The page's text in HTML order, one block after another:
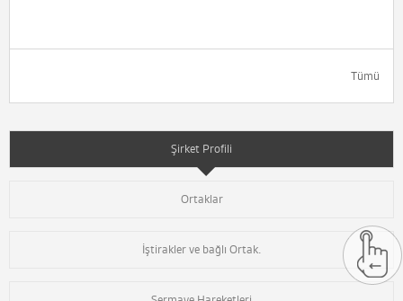
Tümü
Şirket Profili
Ortaklar
İştirakler ve bağlı Ortak.